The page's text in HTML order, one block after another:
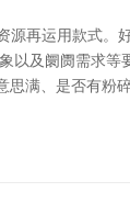
再运用款式
及阛阓需求
思满、是否有粉